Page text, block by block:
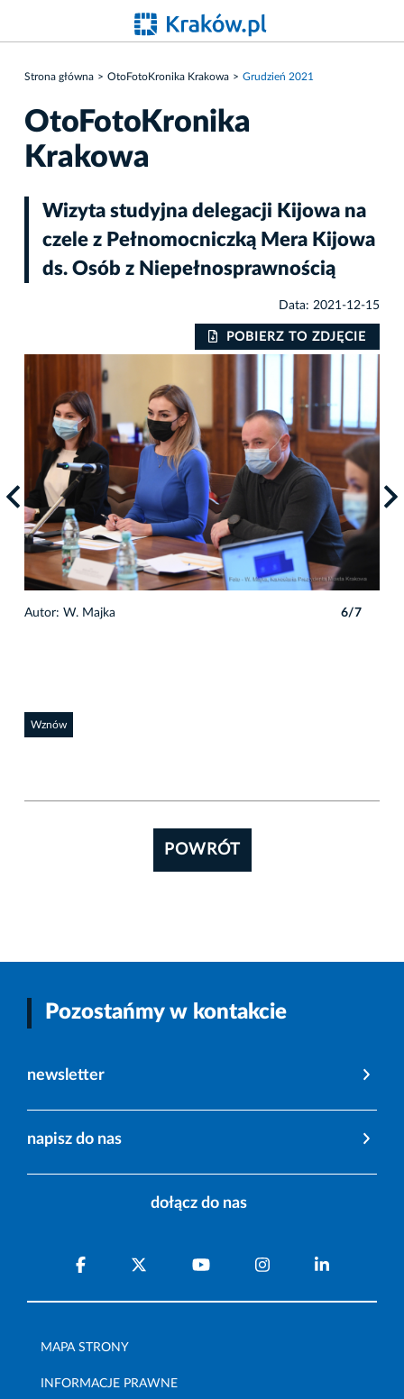
Strona główna OtoFotoKronika Krakowa Grudzień 2021
OtoFotoKronika
Krakowa
Wizyta studyjna delegacji Kijowa na
czele z Pełnomocniczką Mera Kijowa
ds. Osób z Niepełnosprawnością
Data: 2021-12-15
POBIERZ TO ZDJĘCIE
Autor: W. Majka 6/7
Wznów
POWRÓT
Pozostańmy w kontakcie
newsletter
napisz do nas
dołącz do nas
MAPA STRONY
INFORMACJE PRAWNE